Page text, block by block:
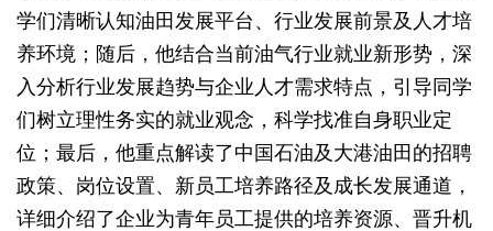
学们清晰认知油田发展平台、行业发展前景及人才培
养环境；随后，他结合当前油气行业就业新形势，深
入分析行业发展趋势与企业人才需求特点，引导同学
们树立理性务实的就业观念，科学找准自身职业定
位；最后，他重点解读了中国石油及大港油田的招聘
政策、岗位设置、新员工培养路径及成长发展通道，
详细介绍了企业为青年员工提供的培养资源、晋升机